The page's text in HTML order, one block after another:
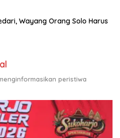
Wayang Orang Solo Harus
peristiwa